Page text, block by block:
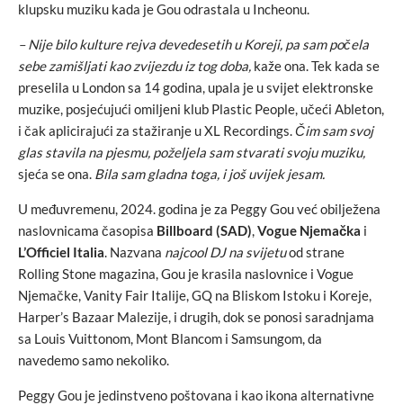
klupsku muziku kada je Gou odrastala u Incheonu.
– Nije bilo kulture rejva devedesetih u Koreji, pa sam počela
sebe zamišljati kao zvijezdu iz tog doba, kaže ona. Tek kada se
preselila u London sa 14 godina, upala je u svijet elektronske
muzike, posjećujući omiljeni klub Plastic People, učeći Ableton,
i čak aplicirajući za stažiranje u XL Recordings.Čim sam svoj
glas stavila na pjesmu, poželjela sam stvarati svoju muziku,
sjeća se ona. Bila sam gladna toga, i još uvijek jesam.
U međuvremenu, 2024. godina je za Peggy Gou već obilježena
naslovnicama časopisa Billboard (SAD),Vogue Njemačka i
L’Officiel Italia. Nazvana najcool DJ na svijetuod strane
Rolling Stone magazina, Gou je krasila naslovnice i Vogue
Njemačke, Vanity Fair Italije, GQ na Bliskom Istoku i Koreje,
Harper’s Bazaar Malezije, i drugih, dok se ponosi saradnjama
sa Louis Vuittonom, Mont Blancom i Samsungom, da
navedemo samo nekoliko.
Peggy Gou je jedinstveno poštovana i kao ikona alternativne